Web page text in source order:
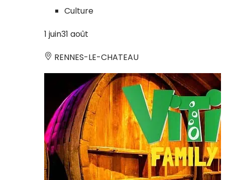
Culture
1 juin31 août
RENNES-LE-CHATEAU